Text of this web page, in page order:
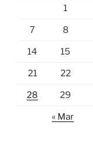
1
7 8
14 15
21 22
28 29
« Mar